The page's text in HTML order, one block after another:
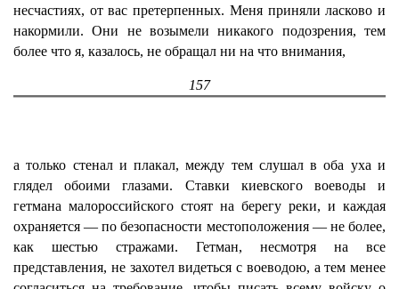
несчастиях, от вас претерпенных. Меня приняли ласково и
накормили. Они не возымели никакого подозрения, тем
более что я, казалось, не обращал ни на что внимания,
157
а только стенал и плакал, между тем слушал в оба уха и
глядел обоими глазами. Ставки киевского воеводы и
гетмана малороссийского стоят на берегу реки, и каждая
охраняется — по безопасности местоположения — не более,
как шестью стражами. Гетман, несмотря на все
представления, не захотел видеться с воеводою, а тем менее